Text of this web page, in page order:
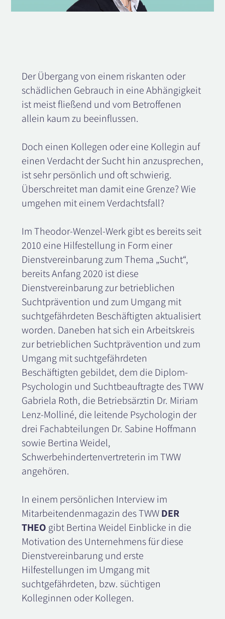
Der Übergang von einem riskanten oder
schädlichen Gebrauch in eine Abhängigkeit
ist meist fließend und vom Betroffenen
allein kaum zu beeinflussen.
Doch einen Kollegen oder eine Kollegin auf
einen Verdacht der Sucht hin anzusprechen,
ist sehr persönlich und oft schwierig.
Überschreitet man damit eine Grenze? Wie
umgehen mit einem Verdachtsfall?
Im Theodor-Wenzel-Werk gibt es bereits seit
2010 eine Hilfestellung in Form einer
Dienstvereinbarung zum Thema „Sucht“,
bereits Anfang 2020 ist diese
Dienstvereinbarung zur betrieblichen
Suchtprävention und zum Umgang mit
suchtgefährdeten Beschäftigten aktualisiert
worden. Daneben hat sich ein Arbeitskreis
zur betrieblichen Suchtprävention und zum
Umgang mit suchtgefährdeten
Beschäftigten gebildet, dem die Diplom-
Psychologin und Suchtbeauftragte des TWW
Gabriela Roth, die Betriebsärztin Dr. Miriam
Lenz-Molliné, die leitende Psychologin der
drei Fachabteilungen Dr. Sabine Hoffmann
sowie Bertina Weidel,
Schwerbehindertenvertreterin im TWW
angehören.
In einem persönlichen Interview im
Mitarbeitendenmagazin des TWWDER
THEO gibt Bertina Weidel Einblicke in die
Motivation des Unternehmens für diese
Dienstvereinbarung und erste
Hilfestellungen im Umgang mit
suchtgefährdeten, bzw. süchtigen
Kolleginnen oder Kollegen.